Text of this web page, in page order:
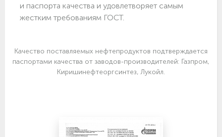
и паспорта качества и удовлетворяет самым
жестким требованиям ГОСТ.
Качество поставляемых нефтепродуктов подтверждается
паспортами качества от заводов-производителей: Газпром,
Киришинефтеоргсинтез, Лукойл.